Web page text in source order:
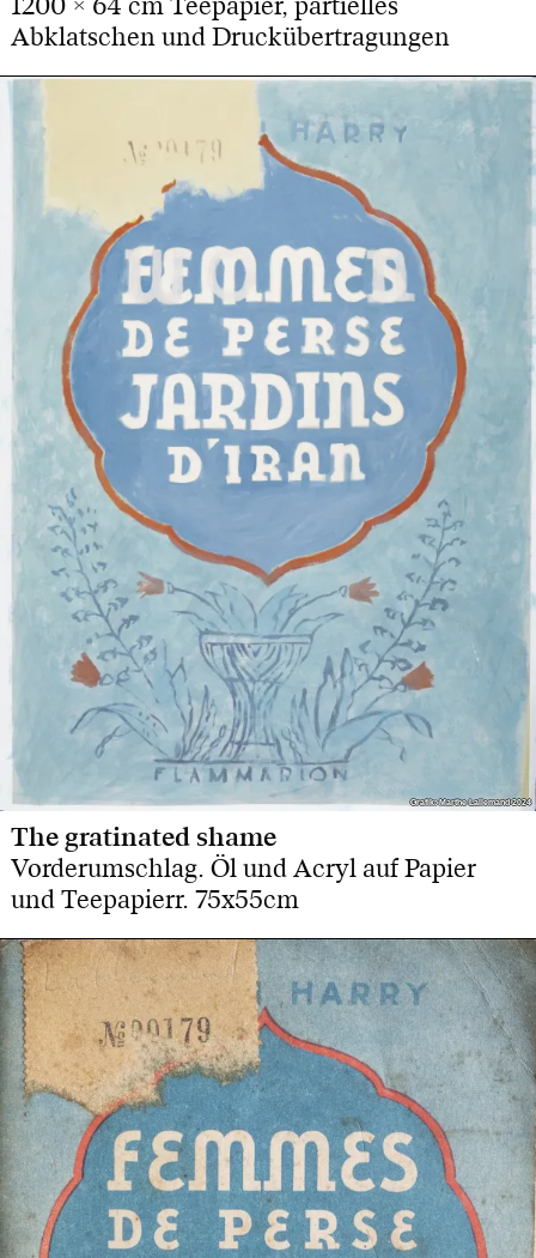
Abklatschen und Druckübertragungen
Grafik: Marthe Lallemand 2024
Grafik: Marthe Lallemand 2024
The gratinated shame
Vorderumschlag. Öl und Acryl auf Papier
und Teepapierr. 75x55cm